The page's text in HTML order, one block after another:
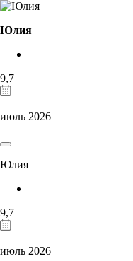
Юлия
9,7
июль 2026
Юлия
9,7
июль 2026